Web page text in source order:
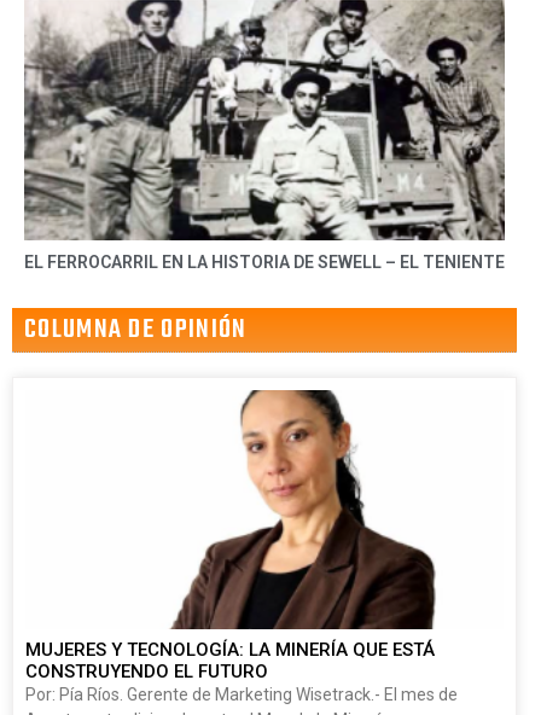
EL FERROCARRIL EN LA HISTORIA DE SEWELL – EL TENIENTE
COLUMNA DE OPINIÓN
MUJERES Y TECNOLOGÍA: LA MINERÍA QUE ESTÁ
CONSTRUYENDO EL FUTURO
Por: Pía Ríos. Gerente de Marketing Wisetrack.- El mes de